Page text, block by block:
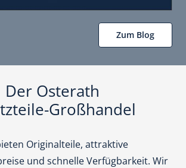
Zum Blog
Der Osterath
Großhandel
Originalteile, attraktive
und schnelle Verfügbarkeit. Wir